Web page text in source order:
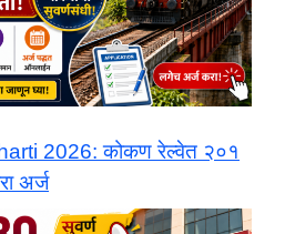
2026: कोकण रेल्वेत २०१
अर्ज